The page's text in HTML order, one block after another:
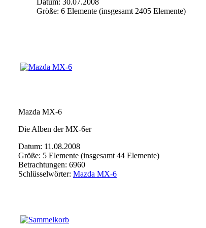
Datum: 30.07.2008
Größe: 6 Elemente (insgesamt 2405 Elemente)
Mazda MX-6
Die Alben der MX-6er
Datum: 11.08.2008
Größe: 5 Elemente (insgesamt 44 Elemente)
Betrachtungen: 6960
Schlüsselwörter: Mazda MX-6